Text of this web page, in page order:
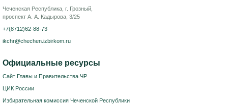
Чеченская Республика, г. Грозный,
проспект А. А. Кадырова, 3/25
+7(8712)62-88-73
ikchr@chechen.izbirkom.ru
Официальные ресурсы
Сайт Главы и Правительства ЧР
ЦИК России
Избирательная комиссия Чеченской Республики